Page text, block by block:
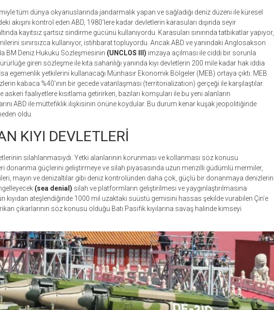
tüm dünya okyanuslarında jandarmalık yapan ve sağladığı deniz düzeni ile küresel
akışını kontrol eden ABD, 1980’lere kadar devletlerin karasuları dışında seyir
kayıtsız şartsız sindirme gücünü kullanıyordu. Karasuları sınırında tatbikatlar yapıyor,
sınırsızca kullanıyor, istihbarat topluyordu. Ancak ABD ve yanındaki Anglosakson
BM Deniz Hukuku Sözleşmesinin (UNCLOS III) imzaya açılması ile ciddi bir sorunla
giren sözleşme ile kıta sahanlığı yanında kıyı devletlerin 200 mile kadar hak iddia
egemenlik yetkilerini kullanacağı Münhasır Ekonomik Bölgeler (MEB) ortaya çıktı. MEB
kabaca %40’ının bir gecede vatanlaşması (territorialization) gerçeği ile karşılaştılar.
askeri faaliyetlere kısıtlama getirirken, bazıları komşuları ile bu yeni alanların
ABD ile müttefiklik ilişkisinin önüne koydular. Bu durum kenar kuşak jeopolitiğinde
oldu.
KIYI DEVLETLERİ
silahlanmasıydı. Yetki alanlarının korunması ve kollanması söz konusu
donanma güçlerini geliştirmeye ve silah piyasasında uzun menzilli güdümlü mermiler,
mayın ve denizaltılar gibi deniz kontrolünden daha çok, güçlü bir donanmaya denizlerin
(sea denial) silah ve platformların geliştirilmesi ve yaygınlaştırılmasına
kıyıdan ateşlendiğinde 1000 mil uzaktaki suüstü gemisini hassas şekilde vurabilen Çin’e
çıkarlarının söz konusu olduğu Batı Pasifik kıyılarına savaş halinde kimseyi